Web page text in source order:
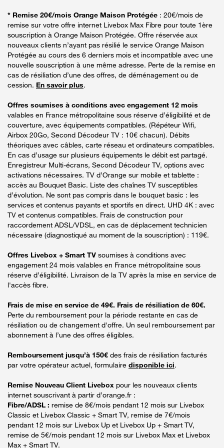
* Remise 20€/mois Orange Maison Protégée : 20€/mois de
remise sur votre offre internet Livebox Max Fibre pour toute 1ère
souscription à Orange Maison Protégée. Offre réservée aux
nouveaux clients n’ayant pas résilié le service Orange Maison
Protégée au cours des 6 derniers mois et incompatible avec une
nouvelle souscription à une même adresse. Perte de la remise en
cas de résiliation d’une des offres, de déménagement ou de
cession. En savoir plus.
Offres soumises à conditions avec engagement 12 mois
valables en France métropolitaine sous réserve d’éligibilité et de
couverture, avec équipements compatibles. (Répéteur Wifi,
Airbox 20Go, Second Décodeur TV : 10€ chacun). Débits
théoriques avec câbles, carte réseau et ordinateurs compatibles.
En cas d’usage sur plusieurs équipements le débit est partagé.
Enregistreur Multi-écrans, Second Décodeur TV, options avec
activations nécessaires. TV d’Orange sur mobile et tablette :
accès au Bouquet Basic. Liste des chaînes TV susceptibles
d’évolution. Ne sont pas compris dans le bouquet basic : les
services et contenus payants et sportifs en direct. UHD 4K : avec
TV et contenus compatibles. Frais de construction pour
raccordement ADSL/VDSL, en cas de déplacement technicien
nécessaire (diagnostiqué au moment de la souscription) : 119€.
Offres Livebox + Smart TV soumises à conditions avec
engagement 24 mois valables en France métropolitaine sous
réserve d’éligibilité. Livraison de la TV après la mise en service de
l'accès fibre.
Frais de mise en service de 49€. Frais de résiliation de 60€.
Perte du remboursement pour la période restante en cas de
résiliation ou de changement d'offre. Un seul remboursement par
abonnement à l’une des offres éligibles.
Remboursement jusqu’à 150€ des frais de résiliation facturés
par votre opérateur actuel, formulaire disponible ici.
Remise Nouveau Client Livebox pour les nouveaux clients
internet souscrivant à partir d’orange.fr :
Fibre/ADSL : remise de 8€/mois pendant 12 mois sur Livebox
Classic et Livebox Classic + Smart TV, remise de 7€/mois
pendant 12 mois sur Livebox Up et Livebox Up + Smart TV,
remise de 5€/mois pendant 12 mois sur Livebox Max et Livebox
Max + Smart TV.